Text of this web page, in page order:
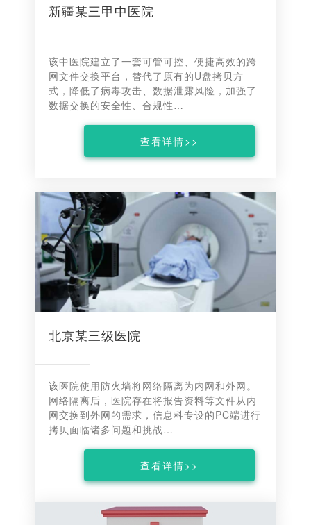
新疆某三甲中医院
该中医院建立了一套可管可控、便捷高效的跨
网文件交换平台，替代了原有的U盘拷贝方
式，降低了病毒攻击、数据泄露风险，加强了
数据交换的安全性、合规性…
查看详情>>
北京某三级医院
该医院使用防火墙将网络隔离为内网和外网。
网络隔离后，医院存在将报告资料等文件从内
网交换到外网的需求，信息科专设的PC端进行
拷贝面临诸多问题和挑战…
查看详情>>